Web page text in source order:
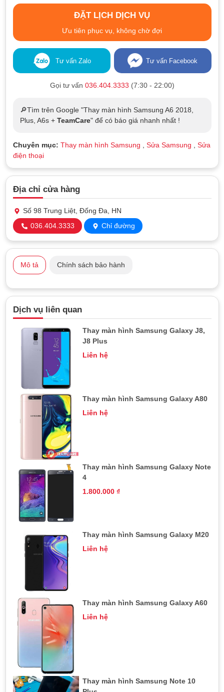
ĐẶT LỊCH DỊCH VỤ
Ưu tiên phục vụ, không chờ đợi
Tư vấn Zalo Tư vấn Facebook
Gọi tư vấn 036.404.3333 (7:30 - 22:00)
🔎Tìm trên Google "Thay màn hình Samsung A6 2018,
Plus, A6s + TeamCare" để có báo giá nhanh nhất !
Chuyên mục: Thay màn hình Samsung Sửa Samsung
Sửa
điện thoại
Địa chỉ cửa hàng
Số 98 Trung Liệt, Đống Đa, HN
036.404.3333
Chỉ đường
Mô tả Chính sách bảo hành
Dịch vụ liên quan
Thay màn hình Samsung Galaxy J8,
J8 Plus
Liên hệ
Thay màn hình Samsung Galaxy A80
Liên hệ
Thay màn hình Samsung Galaxy Note
4
1.800.000 ₫
Thay màn hình Samsung Galaxy M20
Liên hệ
Thay màn hình Samsung Galaxy A60
Liên hệ
Thay màn hình Samsung Note 10